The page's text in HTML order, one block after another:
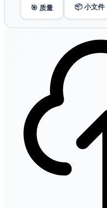
🎯 质量 📦 小文件